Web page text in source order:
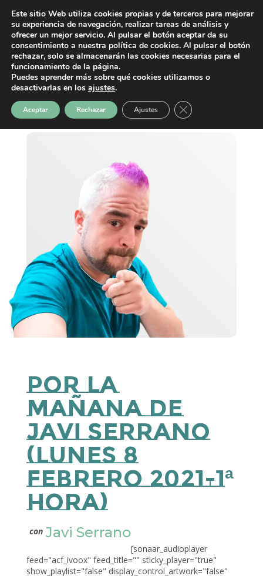
Por la
Mañana de
Javi Serrano
(lunes 8
febrero 2021-1ª
hora)
con Javi Serrano
[sonaar_audioplayer
feed="acf_ivoox" feed_title="" sticky_player="true"
show_playlist="false" display_control_artwork="false"
Este sitio Web utiliza cookies propias y de terceros para mejorar
su experiencia de navegación, realizar tareas de análisis y
ofrecer un mejor servicio. Al pulsar el botón aceptar da su
consentimiento a nuestra política de cookies. Al pulsar el botón
rechazar, solo se almacenarán las cookies necesarias para el
funcionamiento de la página.
Puedes aprender más sobre qué cookies utilizamos o
desactivarlas en los ajustes.
Aceptar Rechazar Ajustes Cerrar el banner de